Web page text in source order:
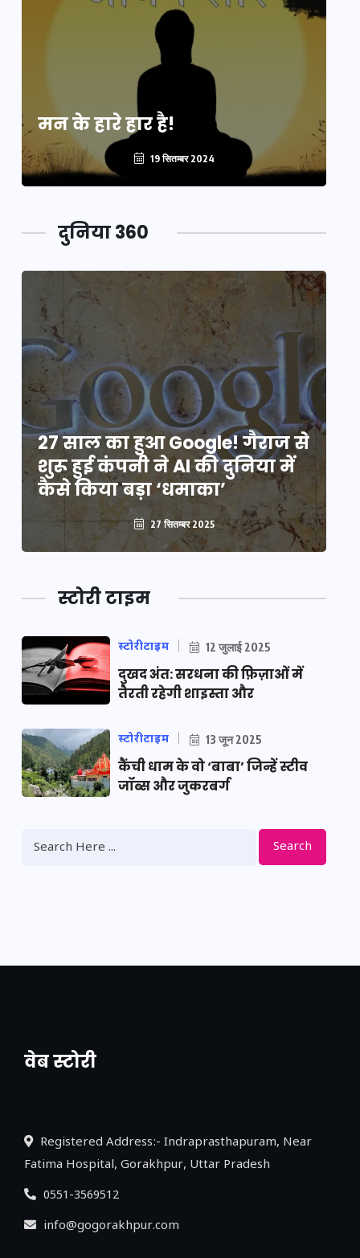
मन के हारे हार है!
19 सितम्बर 2024
दुनिया 360
27 साल का हुआ Google! गैराज से
शुरू हुई कंपनी ने AI की दुनिया में
कैसे किया बड़ा ‘धमाका’
27 सितम्बर 2025
स्टोरी टाइम
स्टोरीटाइम 12 जुलाई 2025
दुखद अंत: सरधना की फ़िज़ाओं में
तैरती रहेगी शाइस्ता और
स्टोरीटाइम 13 जून 2025
कैंची धाम के वो ‘बाबा’ जिन्हें स्टीव
जॉब्स और जुकरबर्ग
Search
वेब स्टोरी
नया एक्सप्रेसवे: पूर्वांचल का लक, डेवलपमेंट का
Registered Address:- Indraprasthapuram, Near
Fatima Hospital, Gorakhpur, Uttar Pradesh
0551-3569512
info@gogorakhpur.com